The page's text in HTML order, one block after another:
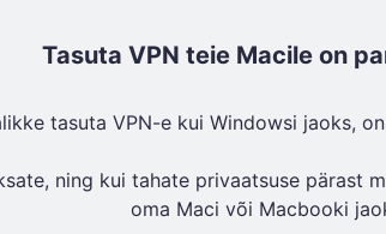
Tasuta VPN teie Macile on
tasuta VPN-e kui Windowsi jaoks,
ning kui tahate privaatsuse pärast
oma Maci või Macbooki